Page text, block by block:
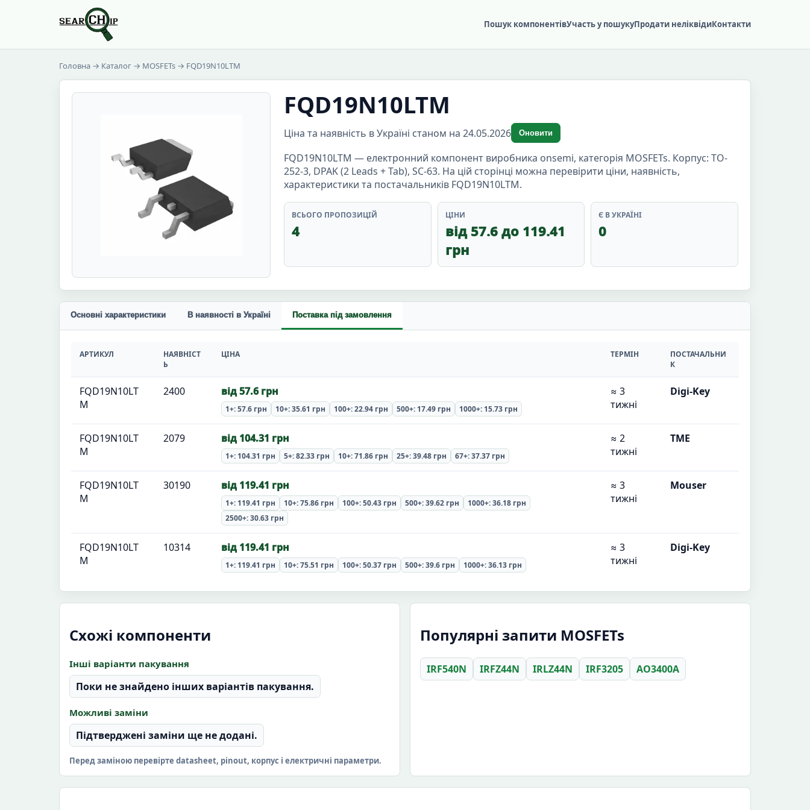
Пошук компонентівУчасть у пошукуПродати неліквідиКонтакти
Головна → Каталог → MOSFETs → FQD19N10LTM
FQD19N10LTM
Ціна та наявність в Україні станом на 24.05.2026 Оновити
FQD19N10LTM — електронний компонент виробника onsemi, категорія MOSFETs. Корпус: TO-
252-3, DPAK (2 Leads + Tab), SC-63. На цій сторінці можна перевірити ціни, наявність,
характеристики та постачальників FQD19N10LTM.
ВСЬОГО ПРОПОЗИЦІЙ
4
ЦІНИ
від 57.6 до 119.41
грн
Є В УКРАЇНІ
0
Основні характеристики В наявності в Україні Поставка під замовлення
АРТИКУЛ
НАЯВНІСТ
Ь
ЦІНА ТЕРМІН
ПОСТАЧАЛЬНИ
К
FQD19N10LT
M
2400 від 57.6 грн
1+: 57.6 грн 10+: 35.61 грн 100+: 22.94 грн 500+: 17.49 грн 1000+: 15.73 грн
≈ 3
тижні
Digi-Key
FQD19N10LT
M
2079 від 104.31 грн
1+: 104.31 грн 5+: 82.33 грн 10+: 71.86 грн 25+: 39.48 грн 67+: 37.37 грн
≈ 2
тижні
TME
FQD19N10LT
M
30190 від 119.41 грн
1+: 119.41 грн 10+: 75.86 грн 100+: 50.43 грн 500+: 39.62 грн
1000+: 36.18 грн
2500+: 30.63 грн
≈ 3
тижні
Mouser
FQD19N10LT
M
10314 від 119.41 грн
1+: 119.41 грн 10+: 75.51 грн 100+: 50.37 грн 500+: 39.6 грн 1000+: 36.13 грн
≈ 3
тижні
Digi-Key
Схожі компоненти
Інші варіанти пакування
Поки не знайдено інших варіантів пакування.
Можливі заміни
Підтверджені заміни ще не додані.
Перед заміною перевірте datasheet, pinout, корпус і електричні параметри.
Популярні запити MOSFETs
IRF540N IRFZ44N IRLZ44N IRF3205 AO3400A